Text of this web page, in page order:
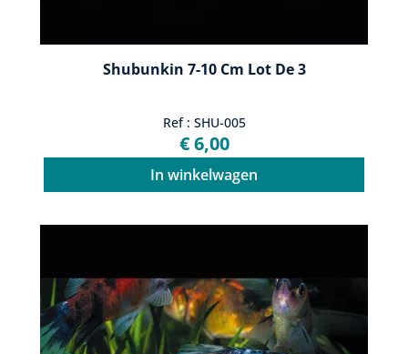
Shubunkin 7-10 Cm Lot De 3
Ref : SHU-005
€ 6,00
In winkelwagen